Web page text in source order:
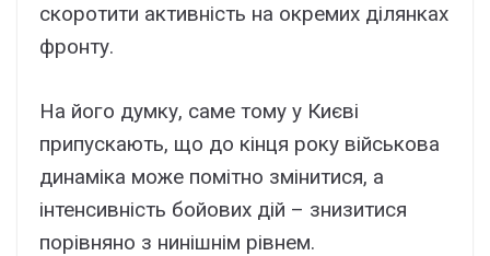
скоротити активність на окремих ділянках
фронту.
На його думку, саме тому у Києві
припускають, що до кінця року військова
динаміка може помітно змінитися, а
інтенсивність бойових дій – знизитися
порівняно з нинішнім рівнем.